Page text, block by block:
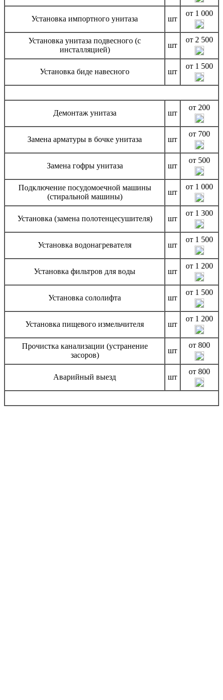
Установка импортного унитаза шт
от 1 000
Установка унитаза подвесного (с
инсталляцией)
шт
от 2 500
Установка биде навесного шт
от 1 500
Демонтаж унитаза шт
от 200
Замена арматуры в бочке унитаза шт
от 700
Замена гофры унитаза шт
от 500
Подключение посудомоечной машины
(стиральной машины)
шт
от 1 000
Установка (замена полотенцесушителя) шт
от 1 300
Установка водонагревателя шт
от 1 500
Установка фильтров для воды шт
от 1 200
Установка сололифта шт
от 1 500
Установка пищевого измельчителя шт
от 1 200
Прочистка канализации (устранение
засоров)
шт
от 800
Аварийный выезд шт
от 800